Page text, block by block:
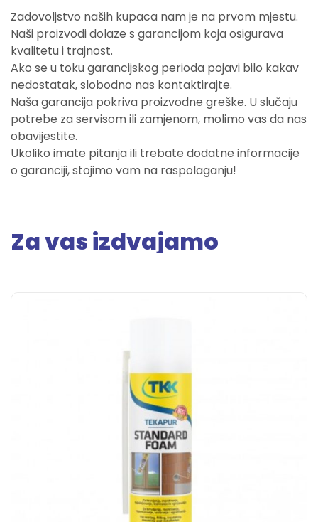
Zadovoljstvo naših kupaca nam je na prvom mjestu.
Naši proizvodi dolaze s garancijom koja osigurava
kvalitetu i trajnost.
Ako se u toku garancijskog perioda pojavi bilo kakav
nedostatak, slobodno nas kontaktirajte.
Naša garancija pokriva proizvodne greške. U slučaju
potrebe za servisom ili zamjenom, molimo vas da nas
obavijestite.
Ukoliko imate pitanja ili trebate dodatne informacije
o garanciji, stojimo vam na raspolaganju!
Za vas izdvajamo